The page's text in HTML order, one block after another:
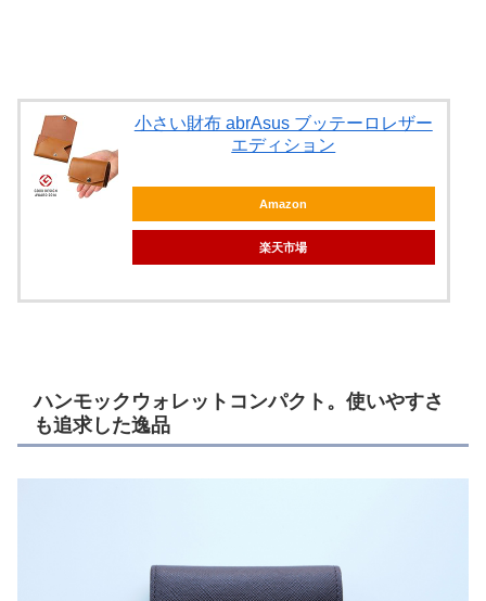
小さい財布 abrAsus ブッテーロレザー
エディション
Amazon
楽天市場
ハンモックウォレットコンパクト。使いやすさ
も追求した逸品